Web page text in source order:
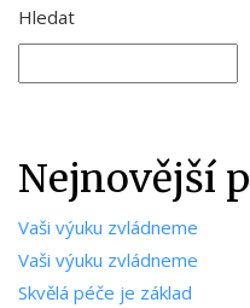
Hledat
Nejnovější
Vaši výuku zvládneme
Vaši výuku zvládneme
Skvělá péče je základ